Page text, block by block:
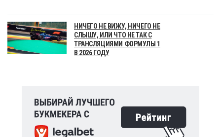
НИЧЕГО НЕ ВИЖУ, НИЧЕГО НЕ
СЛЫШУ, ИЛИ ЧТО НЕ ТАК С
ТРАНСЛЯЦИЯМИ ФОРМУЛЫ 1
В 2026 ГОДУ